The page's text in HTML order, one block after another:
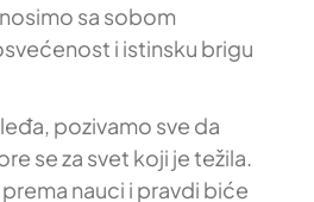
sa sobom
i istinsku brigu
pozivamo sve da
se za svet koji je težila.
nauci i pravdi biće